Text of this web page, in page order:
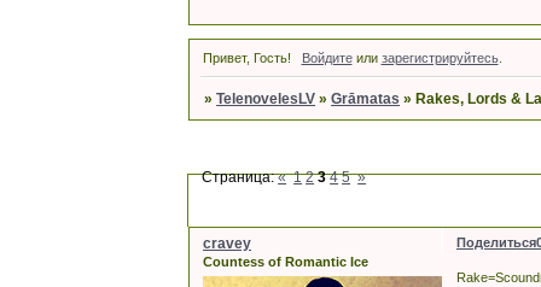
Привет, Гость! Войдитеили зарегистрируйтесь.
»TelenovelesLV »Grāmatas » Rakes, Lords &
Страница:« 1 2 3 4 5 »
Поделиться
cravey
Countess of Romantic Ice